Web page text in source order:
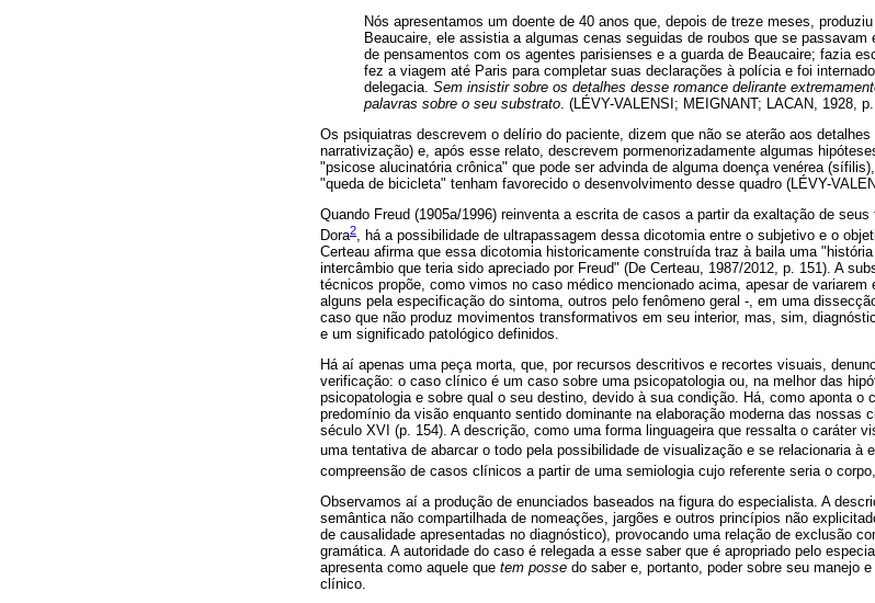
Nós apresentamos um doente de 40 anos que, depois de treze meses,
Beaucaire, ele assistia a algumas cenas seguidas de roubos que se
de pensamentos com os agentes parisienses e a guarda de Beaucaire; fazia
fez a viagem até Paris para completar suas declarações à polícia e foi
delegacia. Sem insistir sobre os detalhes desse romance delirante
palavras sobre o seu substrato . (LÉVY-VALENSI; MEIGNANT; LACAN, 1928,
Os psiquiatras descrevem o delírio do paciente, dizem que não se aterão aos
narrativização) e, após esse relato, descrevem pormenorizadamente algumas
"psicose alucinatória crônica" que pode ser advinda de alguma doença venérea
"queda de bicicleta" tenham favorecido o desenvolvimento desse quadro (LÉVY-
Quando Freud (1905a/1996) reinventa a escrita de casos a partir da exaltação de
Dora2
, há a possibilidade de ultrapassagem dessa dicotomia entre o subjetivo e o
Certeau afirma que essa dicotomia historicamente construída traz à baila uma
intercâmbio que teria sido apreciado por Freud" (De Certeau, 1987/2012, p. 151). A
técnicos propõe, como vimos no caso médico mencionado acima, apesar de
alguns pela especificação do sintoma, outros pelo fenômeno geral -, em uma
caso que não produz movimentos transformativos em seu interior, mas, sim,
e um significado patológico definidos.
Há aí apenas uma peça morta, que, por recursos descritivos e recortes visuais,
verificação: o caso clínico é um caso sobre uma psicopatologia ou, na melhor das
psicopatologia e sobre qual o seu destino, devido à sua condição. Há, como aponta o
predomínio da visão enquanto sentido dominante na elaboração moderna das nossas
século XVI (p. 154). A descrição, como uma forma linguageira que ressalta o caráter
uma tentativa de abarcar o todo pela possibilidade de visualização e se relacionaria à
compreensão de casos clínicos a partir de uma semiologia cujo referente seria o
Observamos aí a produção de enunciados baseados na figura do especialista. A
semântica não compartilhada de nomeações, jargões e outros princípios não
de causalidade apresentadas no diagnóstico), provocando uma relação de exclusão
gramática. A autoridade do caso é relegada a esse saber que é apropriado pelo
apresenta como aquele que tem posse do saber e, portanto, poder sobre seu manejo
clínico.